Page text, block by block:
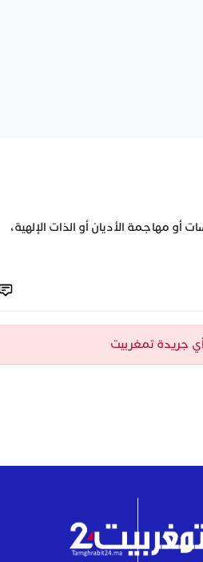
أو مهاجمة الأديان أو الذات الإلهية،
جريدة تمغربيت